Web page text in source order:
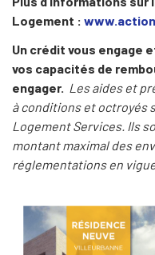
Logement :
Un crédit vous engage
vos capacités de
engager. Les aides et
à conditions et octroyés
Logement Services. Ils
montant maximal des
réglementations en